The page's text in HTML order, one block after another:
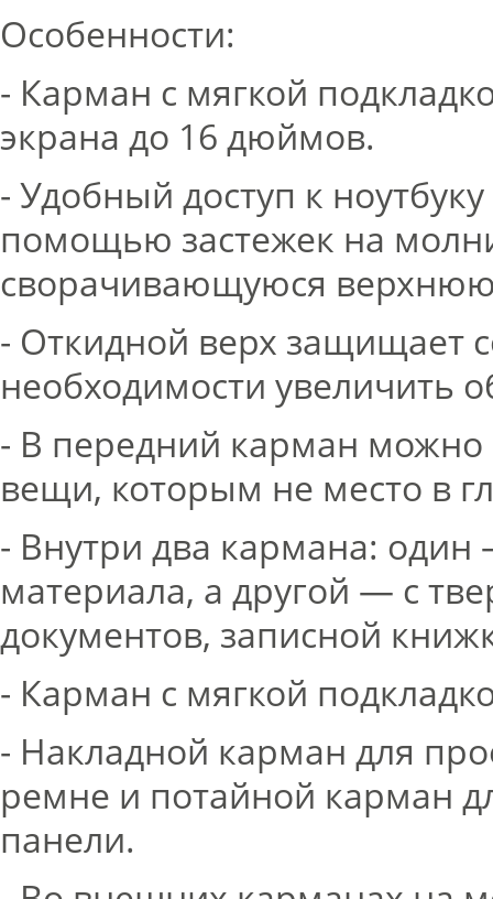
Особенности:
- Карман с мягкой
экрана до 16 дюймов.
- Удобный доступ к
помощью застежек на
сворачивающуюся
- Откидной верх защищает
необходимости увеличить
- В передний карман
вещи, которым не место в
- Внутри два кармана: один
материала, а другой — с
документов, записной
- Карман с мягкой
- Накладной карман для
ремне и потайной карман
панели.